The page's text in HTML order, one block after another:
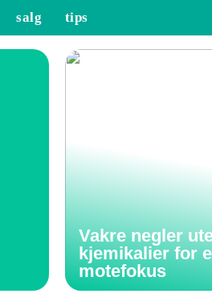
salg tips
Vakre negler
kjemikalier for
motefokus